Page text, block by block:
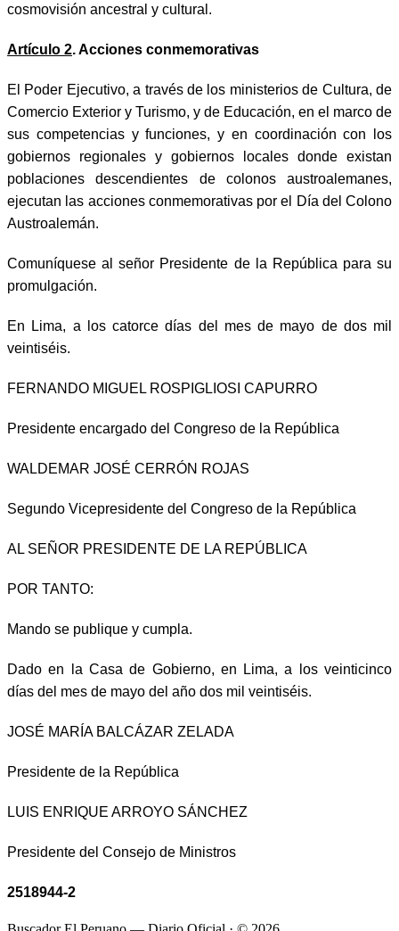
cosmovisión ancestral y cultural.
Artículo 2. Acciones conmemorativas
El Poder Ejecutivo, a través de los ministerios de Cultura, de
Comercio Exterior y Turismo, y de Educación, en el marco de
sus competencias y funciones, y en coordinación con los
gobiernos regionales y gobiernos locales donde existan
poblaciones descendientes de colonos austroalemanes,
ejecutan las acciones conmemorativas por el Día del Colono
Austroalemán.
Comuníquese al señor Presidente de la República para su
promulgación.
En Lima, a los catorce días del mes de mayo de dos mil
veintiséis.
FERNANDO MIGUEL ROSPIGLIOSI CAPURRO
Presidente encargado del Congreso de la República
WALDEMAR JOSÉ CERRÓN ROJAS
Segundo Vicepresidente del Congreso de la República
AL SEÑOR PRESIDENTE DE LA REPÚBLICA
POR TANTO:
Mando se publique y cumpla.
Dado en la Casa de Gobierno, en Lima, a los veinticinco
días del mes de mayo del año dos mil veintiséis.
JOSÉ MARÍA BALCÁZAR ZELADA
Presidente de la República
LUIS ENRIQUE ARROYO SÁNCHEZ
Presidente del Consejo de Ministros
2518944-2